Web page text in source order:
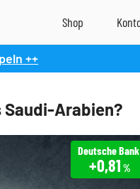
++
Saudi-Arabien?
Deutsche Bank
+0,81 %